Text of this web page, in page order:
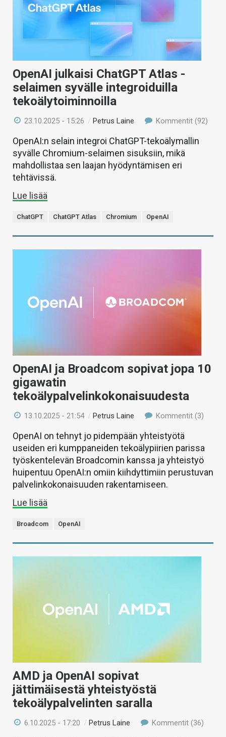
OpenAI julkaisi ChatGPT Atlas -
selaimen syvälle integroiduilla
tekoälytoiminnoilla
23.10.2025 - 15:26 /Petrus Laine Kommentit (92)
OpenAI:n selain integroi ChatGPT-tekoälymallin
syvälle Chromium-selaimen sisuksiin, mikä
mahdollistaa sen laajan hyödyntämisen eri
tehtävissä.
Lue lisää
ChatGPT ChatGPT Atlas Chromium OpenAI
OpenAI ja Broadcom sopivat jopa 10
gigawatin
tekoälypalvelinkokonaisuudesta
13.10.2025 - 21:54 /Petrus Laine Kommentit (3)
OpenAI on tehnyt jo pidempään yhteistyötä
useiden eri kumppaneiden tekoälypiirien parissa
työskentelevän Broadcomin kanssa ja yhteistyö
huipentuu OpenAI:n omiin kiihdyttimiin perustuvan
palvelinkokonaisuuden rakentamiseen.
Lue lisää
Broadcom OpenAI
AMD ja OpenAI sopivat
jättimäisestä yhteistyöstä
tekoälypalvelinten saralla
6.10.2025 - 17:20 /Petrus Laine Kommentit (36)